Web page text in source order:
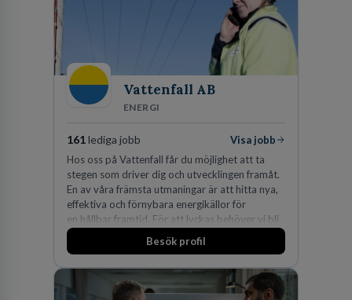
Vattenfall AB
ENERGI
161lediga jobb
Visa jobb
Hos oss på Vattenfall får du möjlighet att ta
stegen som driver dig och utvecklingen framåt.
En av våra främsta utmaningar är att hitta nya,
effektiva och förnybara energikällor för
en hållbar framtid. För att lyckas behöver vi bli
fler medarbetare som vill göra skillnad.
Besök profil